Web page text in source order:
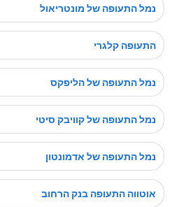
נמל התעופה של מונטריאול
התעופה קלגרי
נמל התעופה של הליפקס
נמל התעופה של קוויבק סיטי
נמל התעופה של אדמונטון
אוטווה התעופה בנק הרחוב